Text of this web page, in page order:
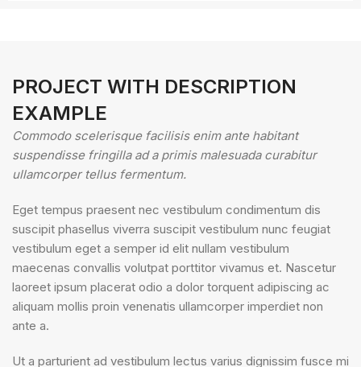
PROJECT WITH DESCRIPTION
EXAMPLE
Commodo scelerisque facilisis enim ante habitant
suspendisse fringilla ad a primis malesuada curabitur
ullamcorper tellus fermentum.
Eget tempus praesent nec vestibulum condimentum dis
suscipit phasellus viverra suscipit vestibulum nunc feugiat
vestibulum eget a semper id elit nullam vestibulum
maecenas convallis volutpat porttitor vivamus et. Nascetur
laoreet ipsum placerat odio a dolor torquent adipiscing ac
aliquam mollis proin venenatis ullamcorper imperdiet non
ante a.
Ut a parturient ad vestibulum lectus varius dignissim fusce mi